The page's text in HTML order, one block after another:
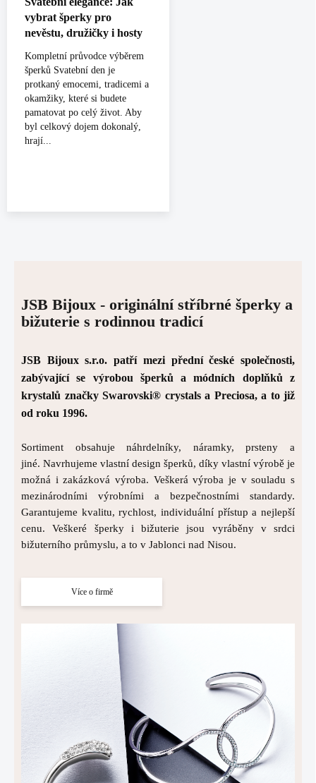
vybrat šperky pro
nevěstu, družičky i hosty
Kompletní průvodce výběrem
šperků Svatební den je
protkaný emocemi, tradicemi a
okamžiky, které si budete
pamatovat po celý život. Aby
byl celkový dojem dokonalý,
hrají...
JSB Bijoux - originální stříbrné šperky a
bižuterie s rodinnou tradicí
JSB Bijoux s.r.o. patří mezi přední české společnosti,
zabývající se výrobou šperků a módních doplňků z
krystalů značky Swarovski® crystals a Preciosa, a to již
od roku 1996.
Sortiment obsahuje náhrdelníky, náramky, prsteny a
jiné. Navrhujeme vlastní design šperků, díky vlastní výrobě je
možná i zakázková výroba. Veškerá výroba je v souladu s
mezinárodními výrobními a bezpečnostními standardy.
Garantujeme kvalitu, rychlost, individuální přístup a nejlepší
cenu. Veškeré šperky i bižuterie jsou vyráběny v srdci
bižuterního průmyslu, a to v Jablonci nad Nisou.
Více o firmě